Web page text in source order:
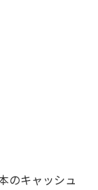
のキャッシュ